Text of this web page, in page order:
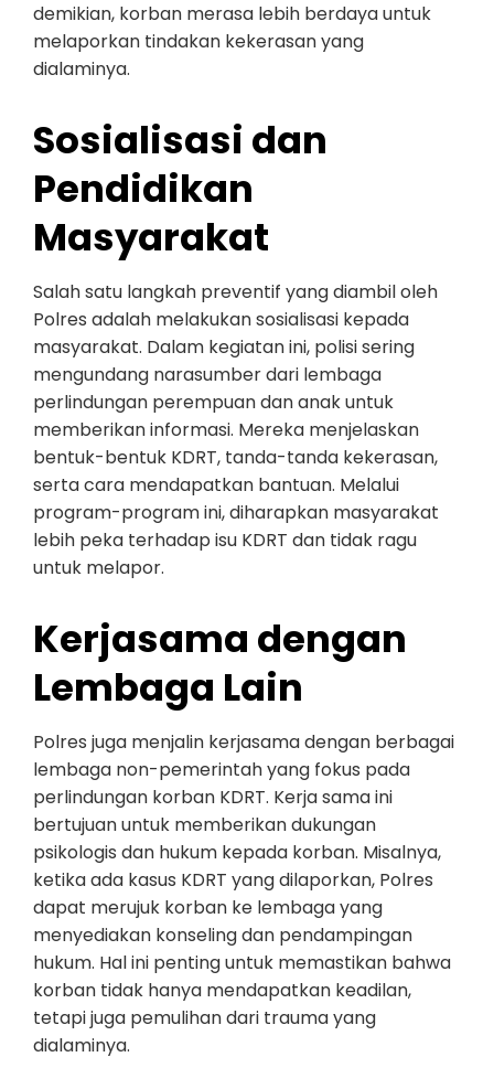
demikian, korban merasa lebih berdaya untuk
melaporkan tindakan kekerasan yang
dialaminya.
Sosialisasi dan
Pendidikan
Masyarakat
Salah satu langkah preventif yang diambil oleh
Polres adalah melakukan sosialisasi kepada
masyarakat. Dalam kegiatan ini, polisi sering
mengundang narasumber dari lembaga
perlindungan perempuan dan anak untuk
memberikan informasi. Mereka menjelaskan
bentuk-bentuk KDRT, tanda-tanda kekerasan,
serta cara mendapatkan bantuan. Melalui
program-program ini, diharapkan masyarakat
lebih peka terhadap isu KDRT dan tidak ragu
untuk melapor.
Kerjasama dengan
Lembaga Lain
Polres juga menjalin kerjasama dengan berbagai
lembaga non-pemerintah yang fokus pada
perlindungan korban KDRT. Kerja sama ini
bertujuan untuk memberikan dukungan
psikologis dan hukum kepada korban. Misalnya,
ketika ada kasus KDRT yang dilaporkan, Polres
dapat merujuk korban ke lembaga yang
menyediakan konseling dan pendampingan
hukum. Hal ini penting untuk memastikan bahwa
korban tidak hanya mendapatkan keadilan,
tetapi juga pemulihan dari trauma yang
dialaminya.